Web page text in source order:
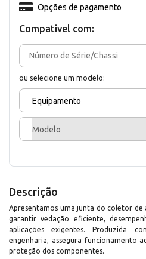
Compativel com:
ou selecione um modelo:
Equipamento
Modelo
Opções de pagamento
Descrição
Apresentamos uma junta do coletor de
garantir vedação eficiente,
aplicações exigentes. Produzida
engenharia, assegura funcionamento
proteção dos componentes.